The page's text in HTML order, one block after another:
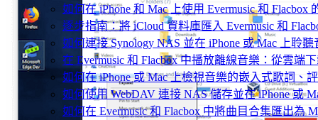
如何在 iPhone 和 Mac 上使用 Evermusic 和 Flacbox
逐步指南：將 iCloud 資料庫匯入 Evermusic 和
如何連接 Synology NAS 並在 iPhone 或 Mac 上聆聽
在 Evermusic 和 Flacbox 中播放離線音樂：從雲端
如何在 iPhone 或 Mac 上檢視音樂的嵌入式歌詞、
如何使用 WebDAV 連接 NAS 儲存並在 iPhone 或
如何在 Evermusic 和 Flacbox 中將曲目合集匯出為